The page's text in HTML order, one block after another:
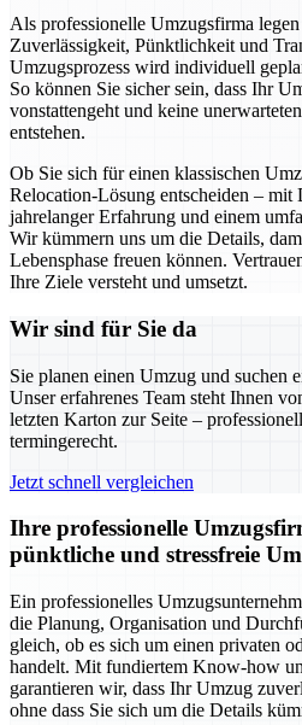
Als professionelle Umzugsfirma
Zuverlässigkeit, Pünktlichkeit und
Umzugsprozess wird individuell
So können Sie sicher sein, dass Ihr
vonstattengeht und keine
entstehen.
Ob Sie sich für einen klassischen
Relocation-Lösung entscheiden – mit
jahrelanger Erfahrung und einem
Wir kümmern uns um die Details,
Lebensphase freuen können.
Ihre Ziele versteht und umsetzt.
Wir sind für Sie da
Sie planen einen Umzug und suchen
Unser erfahrenes Team steht Ihnen
letzten Karton zur Seite –
termingerecht.
Jetzt schnell vergleichen
Ihre professionelle
pünktliche und stressfreie
Ein professionelles
die Planung, Organisation und
gleich, ob es sich um einen privaten
handelt. Mit fundiertem Know-how
garantieren wir, dass Ihr Umzug
ohne dass Sie sich um die Details